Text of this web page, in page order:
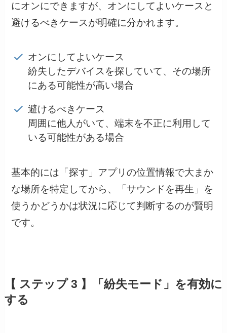
にオンにできますが、オンにしてよいケースと
避けるべきケースが明確に分かれます。
オンにしてよいケース
紛失したデバイスを探していて、その場所
にある可能性が高い場合
避けるべきケース
周囲に他人がいて、端末を不正に利用して
いる可能性がある場合
基本的には「探す」アプリの位置情報で大まか
な場所を特定してから、「サウンドを再生」を
使うかどうかは状況に応じて判断するのが賢明
です。
【 ステップ 3 】「紛失モード」を有効に
する